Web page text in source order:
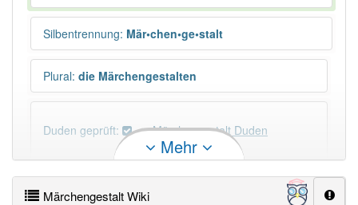
Silbentrennung: Mär•chen•ge•stalt
Plural: die Märchengestalten
Duden geprüft: Märchengestalt Duden
Mehr
Märchengestalt Wiki